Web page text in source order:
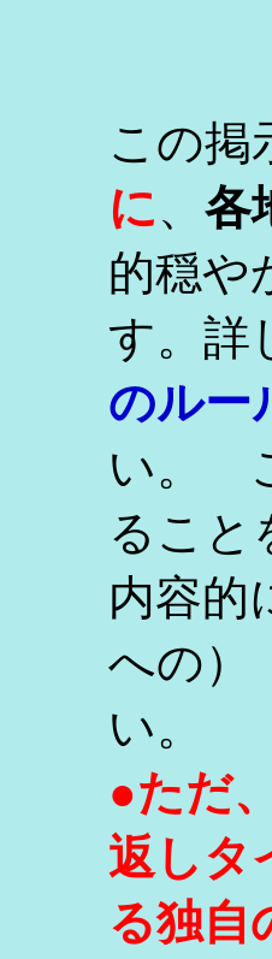
この掲
に、 各
的穏や
す。詳
のルー
い。
ること
内容的
への）
い。
●ただ
返しタ
る独自